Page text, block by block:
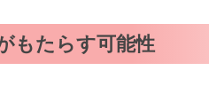
もたらす可能性